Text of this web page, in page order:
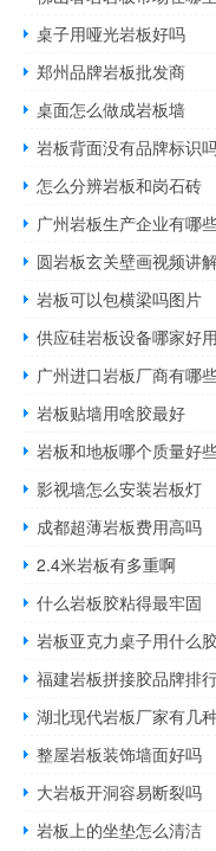
桌子用哑光岩板好吗
郑州品牌岩板批发商
桌面怎么做成岩板墙
岩板背面没有品牌标识
怎么分辨岩板和岗石砖
广州岩板生产企业有哪
圆岩板玄关壁画视频讲
岩板可以包横梁吗图片
供应硅岩板设备哪家好用
广州进口岩板厂商有哪
岩板贴墙用啥胶最好
岩板和地板哪个质量好
影视墙怎么安装岩板灯
成都超薄岩板费用高吗
2.4米岩板有多重啊
什么岩板胶粘得最牢固
岩板亚克力桌子用什么
福建岩板拼接胶品牌排
湖北现代岩板厂家有几
整屋岩板装饰墙面好吗
大岩板开洞容易断裂吗
岩板上的坐垫怎么清洁